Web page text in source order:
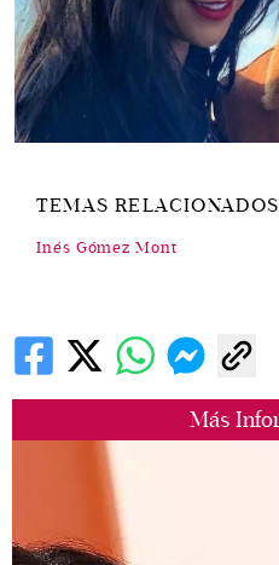
Más
TEMAS RELACIONADOS
Inés Gómez Mont